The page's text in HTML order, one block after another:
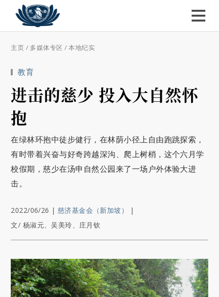
主页 / 多媒体专区 /本地纪实
教育
进击的慈少 投入大自然怀
抱
在绿林环抱中徒步健行，在林荫小径上自由跑跳探索，
有时带着兴奋与好奇跨越深沟、爬上树梢，这个六月学
校假期，慈少在汤申自然公园来了一场户外体验大进
击。
2022/06/26 | 慈济基金会（新加坡）
|
文/ 杨淑元、吴美玲、庄月钦